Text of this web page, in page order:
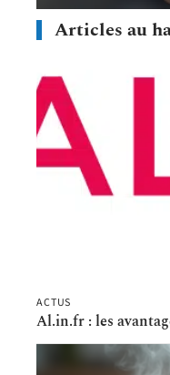
Articles au
ACTUS
Al.in.fr : les